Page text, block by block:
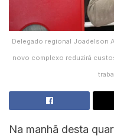
Delegado regional Joadelson
novo complexo reduzirá
Na manhã desta